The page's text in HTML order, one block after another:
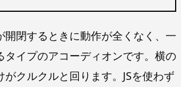
開閉するときに動作が全くなく、一
タイプのアコーディオンです。横の
がクルクルと回ります。JSを使わず